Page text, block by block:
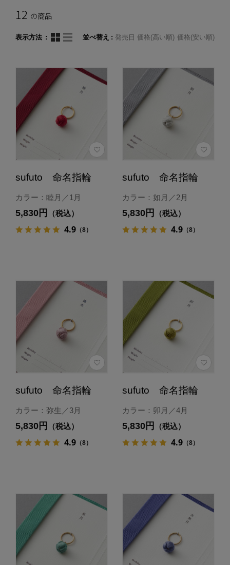
12 の商品
表示方法 並べ替え 発売日 価格(高い順) 価格(安い順)
sufuto 命名指輪
カラー：睦月／1月
5,830円 （税込）
4.9（8）
sufuto 命名指輪
カラー：如月／2月
5,830円 （税込）
4.9（8）
sufuto 命名指輪
カラー：弥生／3月
5,830円 （税込）
4.9（8）
sufuto 命名指輪
カラー：卯月／4月
5,830円 （税込）
4.9（8）